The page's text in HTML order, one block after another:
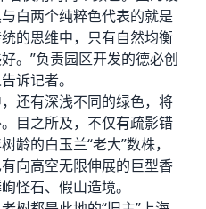
白两个纯粹色代表的就是
的思维中，只有自然均衡
。”负责园区开发的德必创
诉记者。
还有深浅不同的绿色，将
目之所及，不仅有疏影错
龄的白玉兰“老大”数株，
向高空无限伸展的巨型香
怪石、假山造境。